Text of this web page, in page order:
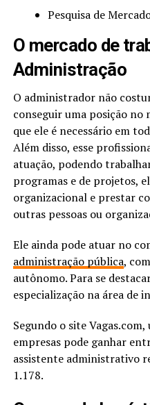
Pesquisa de
O mercado de
Administração
O administrador não
conseguir uma posição no
que ele é necessário em
Além disso, esse
atuação, podendo
programas e de projetos,
organizacional e prestar
outras pessoas ou
Ele ainda pode atuar no
administração pública,
autônomo. Para se
especialização na área de
Segundo o site
empresas pode ganhar
assistente administrativo
1.178.